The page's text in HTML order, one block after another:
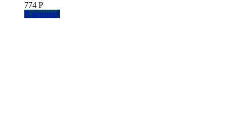
774 Р
В корзину